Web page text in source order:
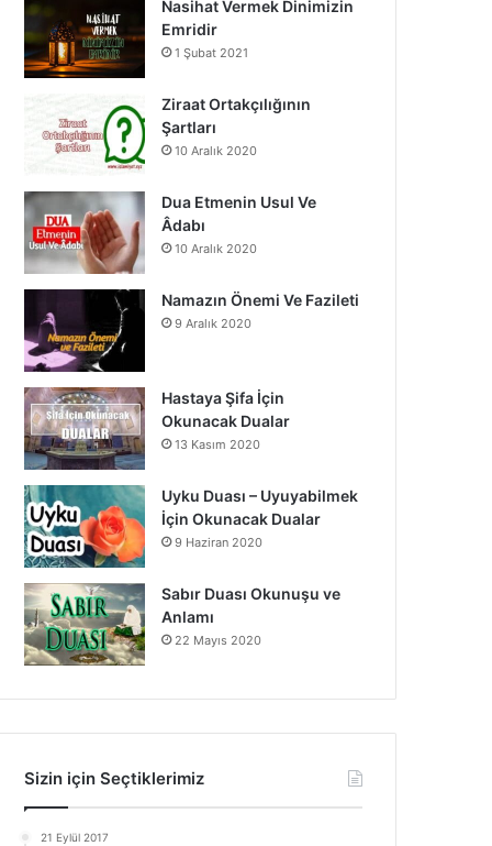
o
o
k
b
g
a
Nasihat Vermek Dinimizin
Emridir
1 Şubat 2021
Ziraat Ortakçılığının
Şartları
10 Aralık 2020
Dua Etmenin Usul Ve
Âdabı
10 Aralık 2020
Namazın Önemi Ve Fazileti
9 Aralık 2020
Hastaya Şifa İçin
Okunacak Dualar
13 Kasım 2020
Uyku Duası – Uyuyabilmek
İçin Okunacak Dualar
9 Haziran 2020
Sabır Duası Okunuşu ve
Anlamı
22 Mayıs 2020
Sizin için Seçtiklerimiz
21 Eylül 2017